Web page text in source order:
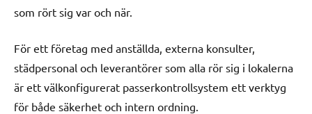
som rört sig var och när.
För ett företag med anställda, externa konsulter,
städpersonal och leverantörer som alla rör sig i lokalerna
är ett välkonfigurerat passerkontrollsystem ett verktyg
för både säkerhet och intern ordning.